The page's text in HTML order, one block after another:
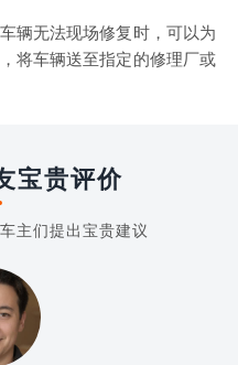
辆无法现场修复时，可以为
将车辆送至指定的修理厂或
宝贵评价
主们提出宝贵建议